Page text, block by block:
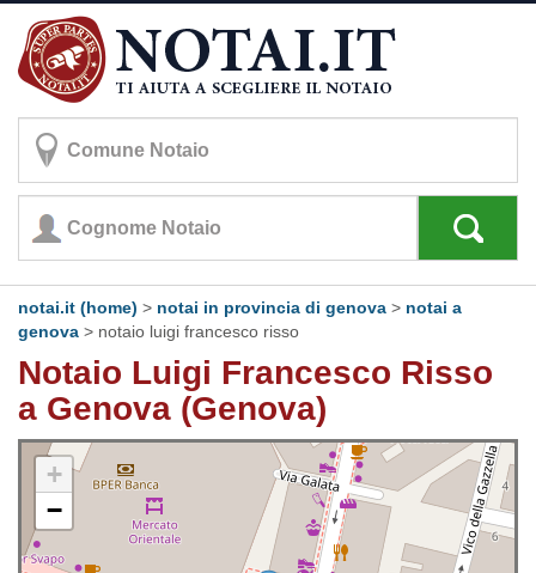
notai.it (home) > notai in provincia di genova > notai a
genova > notaio luigi francesco risso
Notaio Luigi Francesco Risso
a Genova (Genova)
+
−